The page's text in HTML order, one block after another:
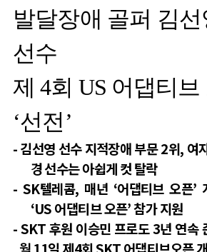
발달장애 골퍼 김선
선수
제4회 US 어댑티브
‘선전’
-김선영 선수 지적장애 부문2위, 여
경 선수는 아쉽게 컷 탈락
- SK텔레콤, 매년 ‘어댑티브 오픈’
‘US어댑티브 오픈’참가 지원
- SKT후원 이승민 프로도3년 연속
월11일 제4회SKT어댑티브오픈